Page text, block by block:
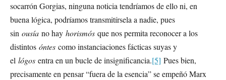
socarrón Gorgias, ninguna noticia tendríamos de ello ni, en
buena lógica, podríamos transmitírsela a nadie, pues
sin ousía no hay horismós que nos permita reconocer a los
distintos óntes como instanciaciones fácticas suyas y
el lógos entra en un bucle de insignificancia.[5] Pues bien,
precisamente en pensar “fuera de la esencia” se empeñó Marx